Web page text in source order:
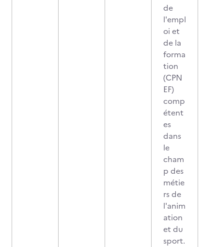
de
l'empl
oi et
de la
forma
tion
(CPN
EF)
comp
étent
es
dans
le
cham
p des
métie
rs de
l'anim
ation
et du
sport.